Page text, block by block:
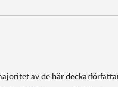
av de här